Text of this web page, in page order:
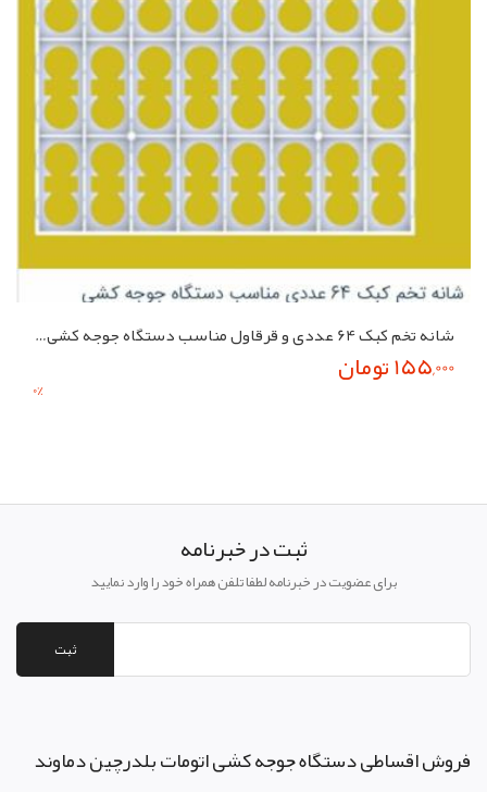
شانه تخم کبک 64 عددی و قرقاول مناسب دستگاه جوجه کشی شانه تخم قرقاول
155,000 تومان 0%
ثبت در خبرنامه
برای عضویت در خبرنامه لطفا تلفن همراه خود را وارد نمایید
ثبت
فروش اقساطی دستگاه جوجه کشی اتومات بلدرچین دماوند